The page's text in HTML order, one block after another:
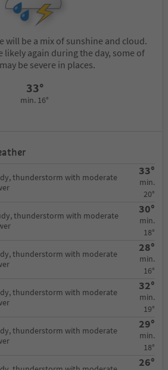
will be a mix of sunshine and cloud.
again during the day, some of
be severe in places.
33°
min. 16°
thunderstorm with moderate
33°
min.
20°
thunderstorm with moderate
30°
min.
18°
thunderstorm with moderate
28°
min.
16°
thunderstorm with moderate
32°
min.
19°
thunderstorm with moderate
29°
min.
18°
26°